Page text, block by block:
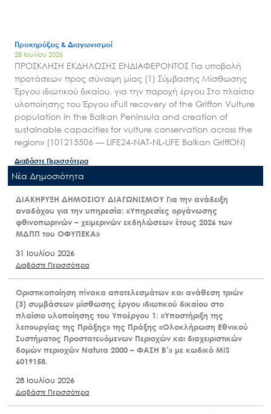
Προκηρύξεις & Διαγωνισμοί
28 Ιουλίου 2026
ΠΡΟΣΚΛΗΣΗ ΕΚΔΗΛΩΣΗΣ ΕΝΔΙΑΦΕΡΟΝΤΟΣ Για υποβολή
προτάσεων προς σύναψη μίας (1) Σύμβασης Μίσθωσης
Έργου ιδιωτικού δικαίου, για την παροχή έργου Στο πλαίσιο
υλοποίησης του Έργου «Full recovery of the Griffon Vulture
population in the Balkan Peninsula and creation of
sustainable capacities for vulture conservation across the
region» (101215506 — LIFE24-NAT-NL-LIFE Balkan GriffON)
Διαβάστε Περισσότερα
Nέα Δημοσιότητα
ΔΙΑΚΗΡΥΞΗ ΔΗΜΟΣΙΟΥ ΔΙΑΓΩΝΙΣΜΟΥ Για την ανάδειξη
αναδόχου για την υπηρεσία: «Υπηρεσίες οργάνωσης
φθινοπωρινών – χειμερινών εκδηλώσεων έτους 2026 των
ΜΔΠΠ του ΟΦΥΠΕΚΑ»
31 Ιουλίου 2026
Διαβάστε Περισσότερα
Οριστικοποίηση πίνακα αποτελεσμάτων και ανάθεση τριών
(3) συμβάσεων μίσθωσης έργου ιδιωτικού δικαίου στο
πλαίσιο υλοποίησης του Υποέργου 1: «Υποστήριξη της
λειτουργίας της Πράξης» της Πράξης «Ολοκλήρωση Εθνικού
Συστήματος Προστατευόμενων Περιοχών και διαχειριστικών
δομών περιοχών Natura 2000 – ΦΑΣΗ Β’» με κωδικό MIS
6019158.
28 Ιουλίου 2026
Διαβάστε Περισσότερα